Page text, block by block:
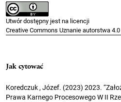
Utwór dostępny jest na licencji
Creative Commons Uznanie autorstwa
Jak cytować
Koredczuk , Józef. (2023) 2023.
Prawa Karnego Procesowego W II